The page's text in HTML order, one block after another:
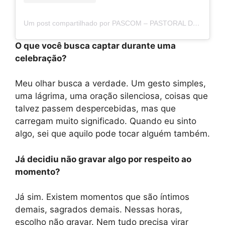
Um post compartilhado por PASCOM – PASTORAL DA COMUNICAÇÃO DO ROCIO (@pascom_rocio)
O que você busca captar durante uma
celebração?
Meu olhar busca a verdade. Um gesto simples,
uma lágrima, uma oração silenciosa, coisas que
talvez passem despercebidas, mas que
carregam muito significado. Quando eu sinto
algo, sei que aquilo pode tocar alguém também.
Já decidiu não gravar algo por respeito ao
momento?
Já sim. Existem momentos que são íntimos
demais, sagrados demais. Nessas horas,
escolho não gravar. Nem tudo precisa virar